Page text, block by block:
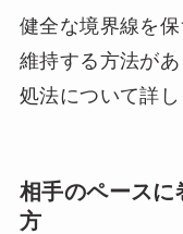
健全な境界線を
維持する方法が
処法について詳し
相手のペースに
方